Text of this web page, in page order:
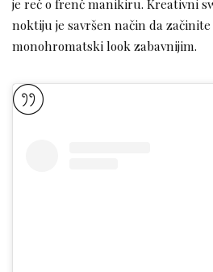
je reč o frenč manikiru. Kreativni
noktiju je savršen način da
monohromatski look zabavnijim.